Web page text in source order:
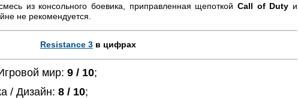
из консольного боевика, приправленная щепоткойCall of Duty и
не рекомендуется.
Resistance 3 в цифрах
мир: 9 / 10;
/ Дизайн: 8 / 10;